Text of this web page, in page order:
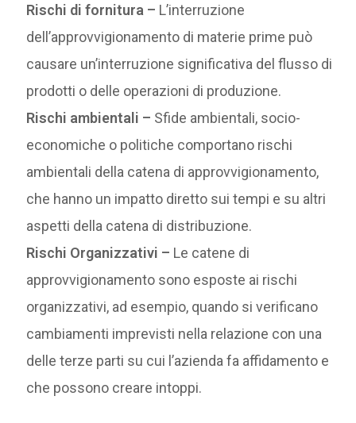
Rischi di fornitura – L’interruzione
dell’approvvigionamento di materie prime può
causare un’interruzione significativa del flusso di
prodotti o delle operazioni di produzione.
Rischi ambientali – Sfide ambientali, socio-
economiche o politiche comportano rischi
ambientali della catena di approvvigionamento,
che hanno un impatto diretto sui tempi e su altri
aspetti della catena di distribuzione.
Rischi Organizzativi – Le catene di
approvvigionamento sono esposte ai rischi
organizzativi, ad esempio, quando si verificano
cambiamenti imprevisti nella relazione con una
delle terze parti su cui l’azienda fa affidamento e
che possono creare intoppi.